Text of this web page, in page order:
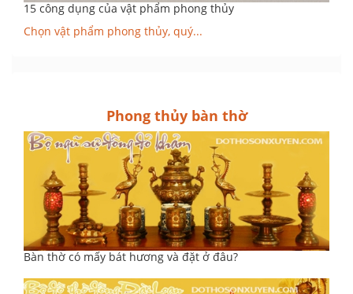
15 công dụng của vật phẩm phong thủy
Chọn vật phẩm phong thủy, quý...
Phong thủy bàn thờ
Bàn thờ có mấy bát hương và đặt ở đâu?